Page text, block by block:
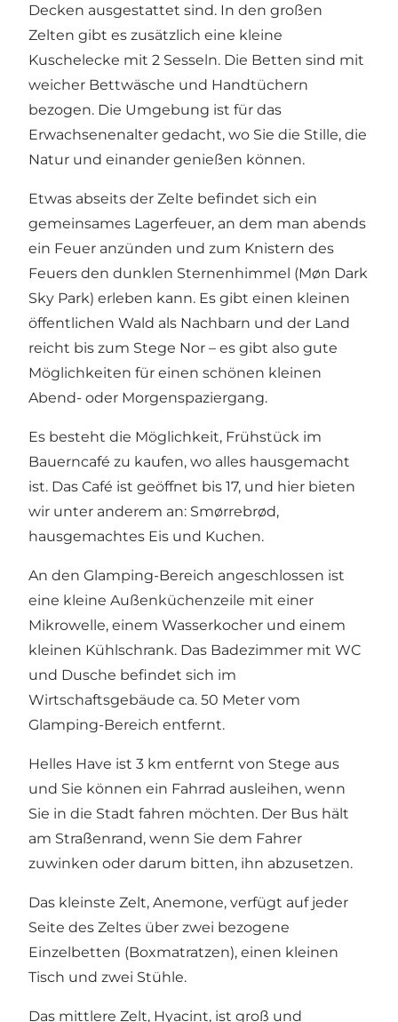
Decken ausgestattet sind. In den großen
Zelten gibt es zusätzlich eine kleine
Kuschelecke mit 2 Sesseln. Die Betten sind mit
weicher Bettwäsche und Handtüchern
bezogen. Die Umgebung ist für das
Erwachsenenalter gedacht, wo Sie die Stille, die
Natur und einander genießen können.
Etwas abseits der Zelte befindet sich ein
gemeinsames Lagerfeuer, an dem man abends
ein Feuer anzünden und zum Knistern des
Feuers den dunklen Sternenhimmel (Møn Dark
Sky Park) erleben kann. Es gibt einen kleinen
öffentlichen Wald als Nachbarn und der Land
reicht bis zum Stege Nor – es gibt also gute
Möglichkeiten für einen schönen kleinen
Abend- oder Morgenspaziergang.
Es besteht die Möglichkeit, Frühstück im
Bauerncafé zu kaufen, wo alles hausgemacht
ist. Das Café ist geöffnet bis 17, und hier bieten
wir unter anderem an: Smørrebrød,
hausgemachtes Eis und Kuchen.
An den Glamping-Bereich angeschlossen ist
eine kleine Außenküchenzeile mit einer
Mikrowelle, einem Wasserkocher und einem
kleinen Kühlschrank. Das Badezimmer mit WC
und Dusche befindet sich im
Wirtschaftsgebäude ca. 50 Meter vom
Glamping-Bereich entfernt.
Helles Have ist 3 km entfernt von Stege aus
und Sie können ein Fahrrad ausleihen, wenn
Sie in die Stadt fahren möchten. Der Bus hält
am Straßenrand, wenn Sie dem Fahrer
zuwinken oder darum bitten, ihn abzusetzen.
Das kleinste Zelt, Anemone, verfügt auf jeder
Seite des Zeltes über zwei bezogene
Einzelbetten (Boxmatratzen), einen kleinen
Tisch und zwei Stühle.
Das mittlere Zelt, Hyacint, ist groß und